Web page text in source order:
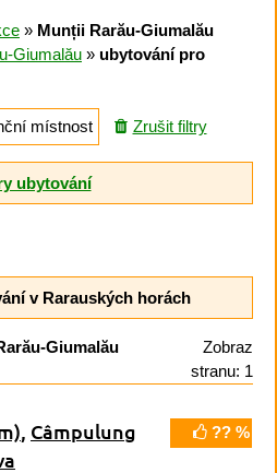
» Munții Rarău-Giumalău
Giumalău » ubytování pro
místnost Zrušit filtry
ubytování
v Rarauských horách
Giumalău
Zobraz
stranu: 1
?? %
, Câmpulung